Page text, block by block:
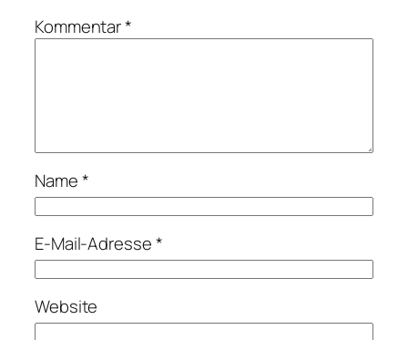
Kommentar*
Name*
E-Mail-Adresse*
Website